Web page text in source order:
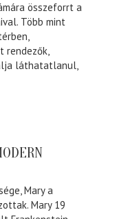
összeforrt a
Több mint
rendezők,
láthatatlanul,
Mary a
Mary 19